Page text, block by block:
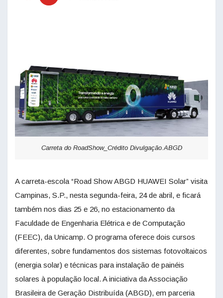
Carreta do RoadShow_Crédito Divulgação.ABGD
A carreta-escola “Road Show ABGD HUAWEI Solar” visita
Campinas, S.P., nesta segunda-feira, 24 de abril, e ficará
também nos dias 25 e 26, no estacionamento da
Faculdade de Engenharia Elétrica e de Computação
(FEEC), da Unicamp. O programa oferece dois cursos
diferentes, sobre fundamentos dos sistemas fotovoltaicos
(energia solar) e técnicas para instalação de painéis
solares à população local. A iniciativa da Associação
Brasileira de Geração Distribuída (ABGD), em parceria